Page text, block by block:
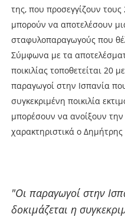
της, που προσεγγίζουν
µπορούν να αποτελέσουν
σταφυλοπαραγωγούς που
Σύµφωνα µε τα
ποικιλίας τοποθετείται 20
παραγωγοί στην Ισπανία
συγκεκριµένη ποικιλία
µπορέσουν να ανοίξουν
χαρακτηριστικά ο
"Οι παραγωγοί στην
δοκιµάζεται η